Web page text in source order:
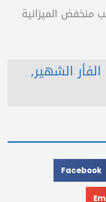
منخفض الميزانية
الفأر الشهير,
Facebook